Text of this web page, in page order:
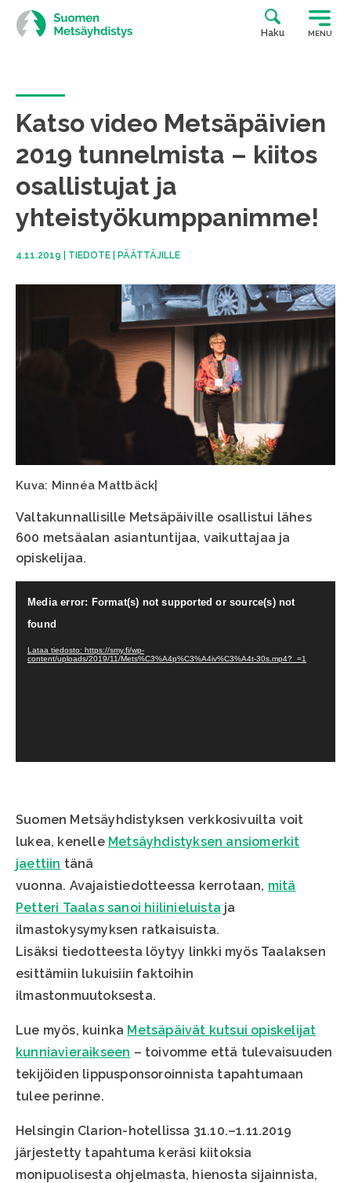
Siirry
suoraan
sisältöön
Haku MENU
Katso video Metsäpäivien
2019 tunnelmista – kiitos
osallistujat ja
yhteistyökumppanimme!
4.11.2019 TIEDOTE PÄÄTTÄJILLE
Kuva: Minnéa Mattbäck|
Valtakunnallisille Metsäpäiville osallistui lähes
600 metsäalan asiantuntijaa, vaikuttajaa ja
opiskelijaa.
Media error: Format(s) not supported or source(s) not
found
Lataa tiedosto: https://smy.fi/wp-
content/uploads/2019/11/Mets%C3%A4p%C3%A4iv%C3%A4t-30s.mp4?_=1
Suomen Metsäyhdistyksen verkkosivuilta voit
lukea, kenelle Metsäyhdistyksen ansiomerkit
jaettiin tänä
vuonna. Avajaistiedotteessa kerrotaan, mitä
Petteri Taalas sanoi hiilinieluista ja
ilmastokysymyksen ratkaisuista.
Lisäksi tiedotteesta löytyy linkki myös Taalaksen
esittämiin lukuisiin faktoihin
ilmastonmuutoksesta.
Lue myös, kuinka Metsäpäivät kutsui opiskelijat
kunniavieraikseen – toivomme että tulevaisuuden
tekijöiden lippusponsoroinnista tapahtumaan
tulee perinne.
Helsingin Clarion-hotellissa 31.10.–1.11.2019
järjestetty tapahtuma keräsi kiitoksia
monipuolisesta ohjelmasta, hienosta sijainnista,